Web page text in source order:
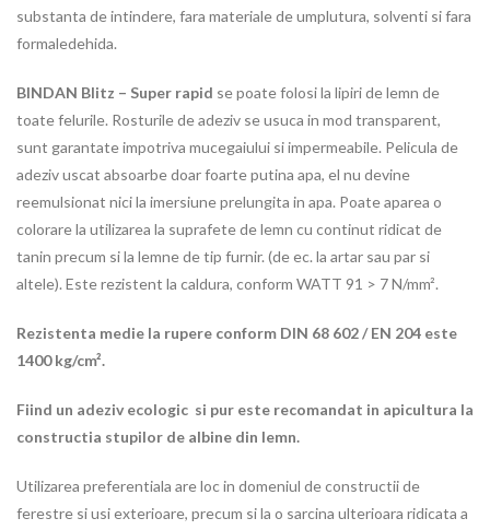
substanta de intindere, fara materiale de umplutura, solventi si fara
formaledehida.
BINDAN Blitz – Super rapid se poate folosi la lipiri de lemn de
toate felurile. Rosturile de adeziv se usuca in mod transparent,
sunt garantate impotriva mucegaiului si impermeabile. Pelicula de
adeziv uscat absoarbe doar foarte putina apa, el nu devine
reemulsionat nici la imersiune prelungita in apa. Poate aparea o
colorare la utilizarea la suprafete de lemn cu continut ridicat de
tanin precum si la lemne de tip furnir. (de ec. la artar sau par si
altele). Este rezistent la caldura, conform WATT 91 > 7 N/mm².
Rezistenta medie la rupere conform DIN 68 602 / EN 204 este
1400 kg/cm².
Fiind un adeziv ecologic si pur este recomandat in apicultura la
constructia stupilor de albine din lemn.
Utilizarea preferentiala are loc in domeniul de constructii de
ferestre si usi exterioare, precum si la o sarcina ulterioara ridicata a